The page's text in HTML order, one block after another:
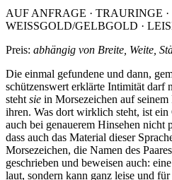
AUF ANFRAGE · TRAURINGE ·
WEISSGOLD/GELBGOLD ·
Preis: abhängig von Breite, Weite,
Die einmal gefundene und dann,
schützenswert erklärte Intimität darf
steht sie in Morsezeichen auf
ihren. Was dort wirklich steht, ist ein
auch bei genauerem Hinsehen nicht
dass auch das Material dieser
Morsezeichen, die Namen des
geschrieben und beweisen auch:
laut, sondern kann ganz leise und